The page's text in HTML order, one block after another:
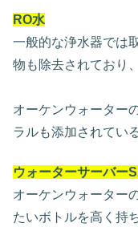
RO水
一般的な浄水器では
物も除去されており、
オーケンウォーター
ラルも添加されてい
ウォーターサーバー
オーケンウォーター
たいボトルを高く持